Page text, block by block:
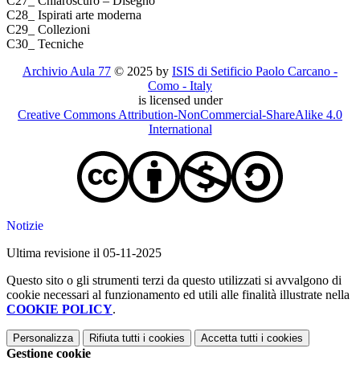
C28_ Ispirati arte moderna
C29_ Collezioni
C30_ Tecniche
Archivio Aula 77 © 2025 by ISIS di Setificio Paolo Carcano -
Como - Italy
is licensed under
Creative Commons Attribution-NonCommercial-ShareAlike 4.0
International
Notizie
Ultima revisione il 05-11-2025
Questo sito o gli strumenti terzi da questo utilizzati si avvalgono di
cookie necessari al funzionamento ed utili alle finalità illustrate nella
COOKIE POLICY.
Personalizza Rifiuta tutti i cookies Accetta tutti i cookies
Gestione cookie